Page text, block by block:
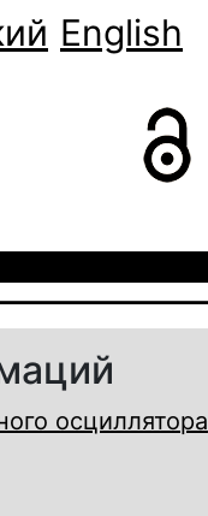
English
осциллятора